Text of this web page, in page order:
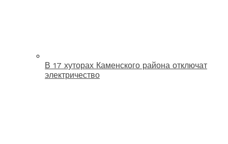
В 17 хуторах Каменского района отключат
электричество